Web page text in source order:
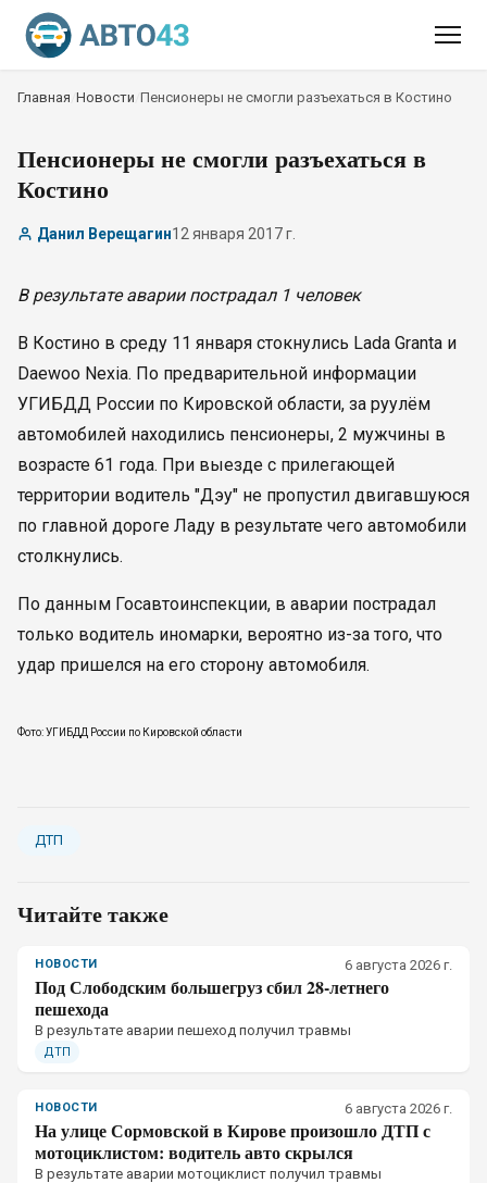
Главная Новости Пенсионеры не смогли разъехаться в Костино
Пенсионеры не смогли разъехаться в
Костино
Данил Верещагин12 января 2017 г.
В результате аварии пострадал 1 человек
В Костино в среду 11 января стокнулись Lada Granta и
Daewoo Nexia. По предварительной информации
УГИБДД России по Кировской области, за руулём
автомобилей находились пенсионеры, 2 мужчины в
возрасте 61 года. При выезде с прилегающей
территории водитель "Дэу" не пропустил двигавшуюся
по главной дороге Ладу в результате чего автомобили
столкнулись.
По данным Госавтоинспекции, в аварии пострадал
только водитель иномарки, вероятно из-за того, что
удар пришелся на его сторону автомобиля.
Фото: УГИБДД России по Кировской области
ДТП
Читайте также
НОВОСТИ 6 августа 2026 г.
Под Слободским большегруз сбил 28-летнего
пешехода
В результате аварии пешеход получил травмы
ДТП
НОВОСТИ 6 августа 2026 г.
На улице Сормовской в Кирове произошло ДТП с
мотоциклистом: водитель авто скрылся
В результате аварии мотоциклист получил травмы